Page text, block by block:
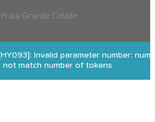
Grande Cidade
Invalid parameter number:
match number of tokens